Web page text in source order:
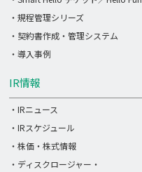
・規程管理シリーズ
・契約書作成・管理システム
・導入事例
IR情報
・IRニュース
・IRスケジュール
・株価・株式情報
・ディスクロージャー・